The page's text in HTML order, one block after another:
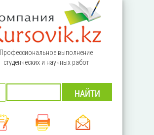
Профессиональное выполнение
студенческих и научных работ